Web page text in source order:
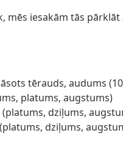
mēs iesakām tās
tērauds, audums
platums, augstums)
(platums, dziļums,
dziļums,